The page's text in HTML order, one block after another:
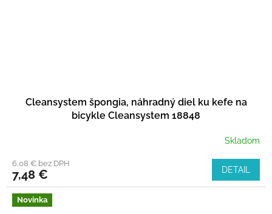
Cleansystem špongia, náhradný diel ku kefe na
bicykle Cleansystem 18848
Skladom
6,08 € bez DPH
7,48 € DETAIL
Novinka